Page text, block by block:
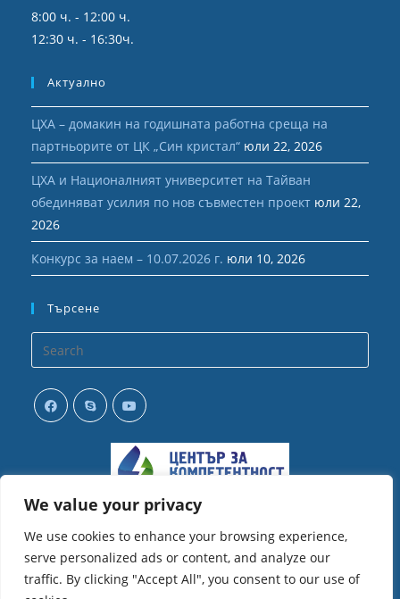
We value your privacy
We use cookies to enhance your browsing experience,
serve personalized ads or content, and analyze our
traffic. By clicking "Accept All", you consent to our use of
8:00 ч. - 12:00 ч.
12:30 ч. - 16:30ч.
Актуално
ЦХА – домакин на годишната работна среща на
партньорите от ЦК „Син кристал“ юли 22, 2026
ЦХА и Националният университет на Тайван
обединяват усилия по нов съвместен проект юли 22,
2026
Конкурс за наем – 10.07.2026 г. юли 10, 2026
Търсене
your
application